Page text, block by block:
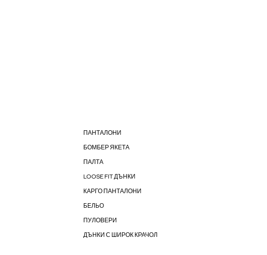
ПАНТАЛОНИ
БОМБЕР ЯКЕТА
ПАЛТА
LOOSE FIT ДЪНКИ
КАРГО ПАНТАЛОНИ
БЕЛЬО
ПУЛОВЕРИ
ДЪНКИ С ШИРОК КРАЧОЛ